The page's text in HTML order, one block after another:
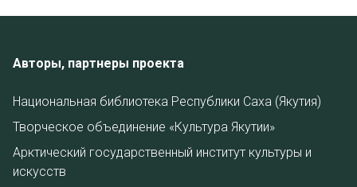
Авторы, партнеры проекта
Национальная библиотека Республики Саха (Якутия)
Творческое объединение «Культура Якутии»
Арктический государственный институт культуры и
искусств